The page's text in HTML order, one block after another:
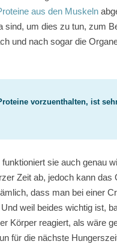
aus den Muskeln
sind, um dies zu tun, zum
und nach sogar die
vorzuenthalten, ist
sie auch genau
Zeit ab, jedoch kann das
dass man bei einer
weil beides wichtig ist,
Körper reagiert, als wäre
für die nächste